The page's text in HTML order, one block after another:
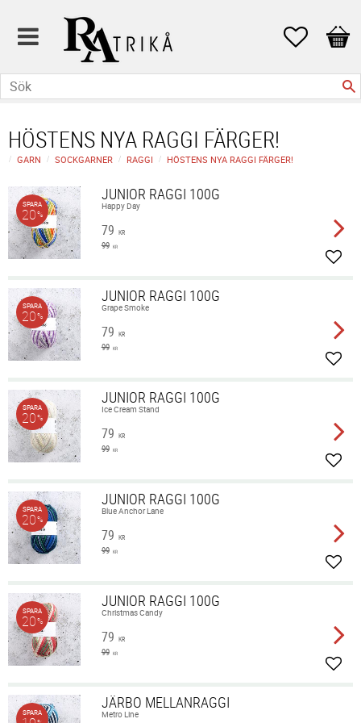
Favoriter
HÖSTENS NYA RAGGI FÄRGER!
GARN SOCKGARNER RAGGI HÖSTENS NYA RAGGI FÄRGER!
JUNIOR RAGGI 100G
Happy Day
79 KR
99 KR
SPARA
20%
JUNIOR RAGGI 100G
Grape Smoke
79 KR
99 KR
SPARA
20%
JUNIOR RAGGI 100G
Ice Cream Stand
79 KR
99 KR
SPARA
20%
JUNIOR RAGGI 100G
Blue Anchor Lane
79 KR
99 KR
SPARA
20%
JUNIOR RAGGI 100G
Christmas Candy
79 KR
99 KR
SPARA
20%
JÄRBO MELLANRAGGI
Metro Line
SPARA